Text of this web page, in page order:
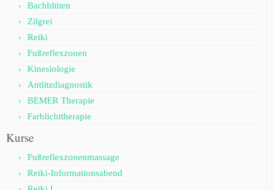
Bachblüten
Zilgrei
Reiki
Fußreflexzonen
Kinesiologie
Antlitzdiagnostik
BEMER Therapie
Farblichttherapie
Kurse
Fußreflexzonenmassage
Reiki-Informationsabend